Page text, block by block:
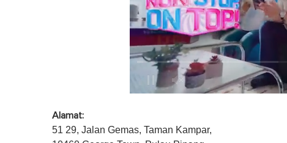
1
Alamat:
51 29, Jalan Gemas, Taman Kampar,